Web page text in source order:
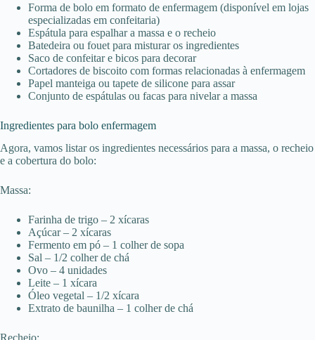
Forma de bolo em formato de enfermagem (disponível em lojas
especializadas em confeitaria)
Espátula para espalhar a massa e o recheio
Batedeira ou fouet para misturar os ingredientes
Saco de confeitar e bicos para decorar
Cortadores de biscoito com formas relacionadas à enfermagem
Papel manteiga ou tapete de silicone para assar
Conjunto de espátulas ou facas para nivelar a massa
Ingredientes para bolo enfermagem
Agora, vamos listar os ingredientes necessários para a massa, o recheio
e a cobertura do bolo:
Massa:
Farinha de trigo – 2 xícaras
Açúcar – 2 xícaras
Fermento em pó – 1 colher de sopa
Sal – 1/2 colher de chá
Ovo – 4 unidades
Leite – 1 xícara
Óleo vegetal – 1/2 xícara
Extrato de baunilha – 1 colher de chá